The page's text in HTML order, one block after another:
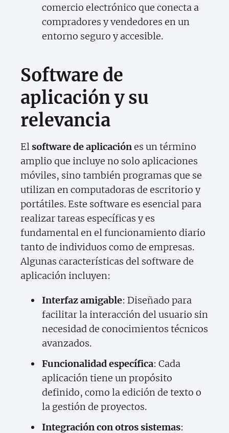
comercio electrónico que conecta a
compradores y vendedores en un
entorno seguro y accesible.
Software de
aplicación y su
relevancia
El software de aplicaciónes un término
amplio que incluye no solo aplicaciones
móviles, sino también programas que se
utilizan en computadoras de escritorio y
portátiles. Este software es esencial para
realizar tareas específicas y es
fundamental en el funcionamiento diario
tanto de individuos como de empresas.
Algunas características del software de
aplicación incluyen:
Interfaz amigable: Diseñado para
facilitar la interacción del usuario sin
necesidad de conocimientos técnicos
avanzados.
Funcionalidad específica: Cada
aplicación tiene un propósito
definido, como la edición de texto o
la gestión de proyectos.
Integración con otros sistemas: